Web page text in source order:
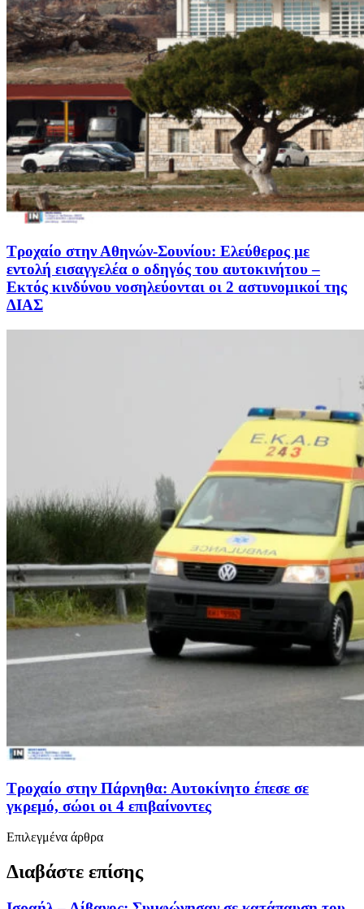
Τροχαίο στην Αθηνών-Σουνίου: Ελεύθερος με
εντολή εισαγγελέα ο οδηγός του αυτοκινήτου –
Εκτός κινδύνου νοσηλεύονται οι 2 αστυνομικοί της
ΔΙΑΣ
Τροχαίο στην Πάρνηθα: Αυτοκίνητο έπεσε σε
γκρεμό, σώοι οι 4 επιβαίνοντες
Επιλεγμένα άρθρα
Διαβάστε επίσης